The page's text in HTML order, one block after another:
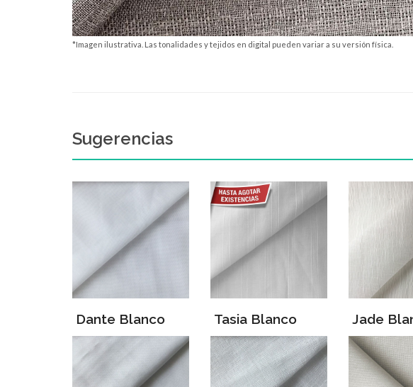
*Imagen ilustrativa. Las tonalidades y tejidos en digital pueden variar a su versión física.
Sugerencias
Dante Blanco Tasia Blanco Jade